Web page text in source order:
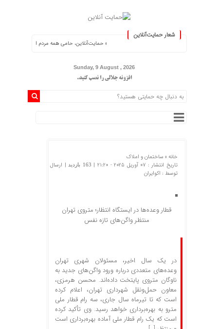
شعار حمایت‌آنلاین
« حمایت‌آنلاین، حامی همه مردم ایران »
Sunday, 9 August , 2026
افزونه جلالی را نصب کنید.
خانه » ساختمان و املاک
تاریخ انتشار : 07 آوریل 2025 - 21:20 |
163 بازدید
| ارسال
توسط : اکوایران
قطار وعده‌ها در ایستگاه انتظار؛ متروی تهران
منتظر واگن‌های تازه نفس
در یک سال اخیر، مسئولان شهری تهران
وعده‌های متعددی درباره ورود واگن‌های جدید به
ناوگان متروی پایتخت داده‌اند. محسن هرمزی،
معاون حمل‌ونقل شهرداری تهران، اعلام کرده
است که تا تیرماه سال جاری، سه رام قطار ملی
مترو به بهره‌برداری خواهد رسید. وی تأکید کرده
است که یک رام قطار ملی آماده بهره‌برداری است